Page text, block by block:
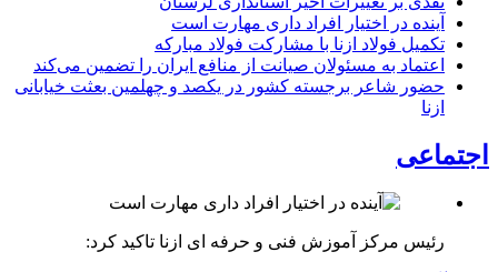
آینده در اختیار افراد داری مهارت است
تکمیل فولاد ازنا با مشارکت فولاد مبارکه
اعتماد به مسئولان صیانت از منافع ایران را تضمین می‌کند
حضور شاعر برجسته کشور در یکصد و چهلمین بعثت خیابانی
ازنا
اجتماعی
رئیس مرکز آموزش فنی و حرفه ای ازنا تاکید کرد: